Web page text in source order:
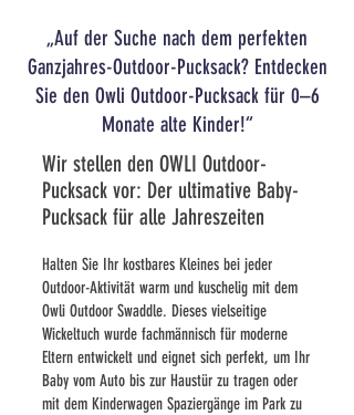
„Auf der Suche nach dem perfekten
Ganzjahres-Outdoor-Pucksack? Entdecken
Sie den Owli Outdoor-Pucksack für 0–6
Monate alte Kinder!“
Wir stellen den OWLI Outdoor-
Pucksack vor: Der ultimative Baby-
Pucksack für alle Jahreszeiten
Halten Sie Ihr kostbares Kleines bei jeder
Outdoor-Aktivität warm und kuschelig mit dem
Owli Outdoor Swaddle. Dieses vielseitige
Wickeltuch wurde fachmännisch für moderne
Eltern entwickelt und eignet sich perfekt, um Ihr
Baby vom Auto bis zur Haustür zu tragen oder
mit dem Kinderwagen Spaziergänge im Park zu